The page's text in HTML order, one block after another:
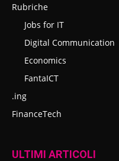
Rubriche
Jobs for IT
Digital Communication
Economics
FantaICT
.ing
FinanceTech
ULTIMI ARTICOLI